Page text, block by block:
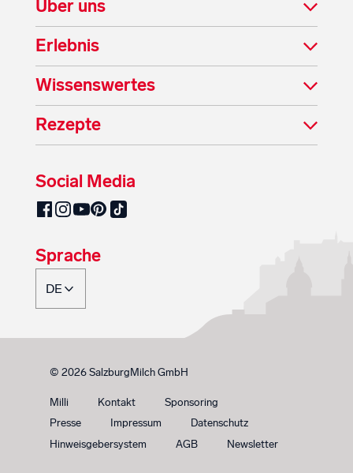
Über uns
Erlebnis
Wissenswertes
Rezepte
Social Media
SalzburgMilch auf Facebook
SalzburgMilch auf Instagram
SalzburgMilch auf YouTube
SalzburgMilch auf Pinterest
SalzburgMilch auf TikTok
Sprache
© 2026 SalzburgMilch GmbH
Milli Kontakt
Sponsoring
Presse
Impressum
Datenschutz
Hinweisgebersystem
AGB Newsletter